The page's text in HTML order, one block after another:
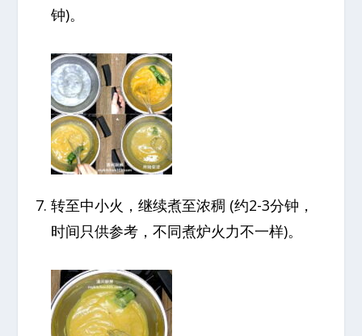
钟)。
转至中小火，继续煮至浓稠 (约2-3分钟，
时间只供参考，不同煮炉火力不一样)。